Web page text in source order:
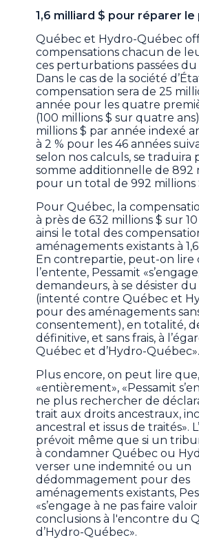
1,6 milliard $ pour réparer le
Québec et Hydro-Québec
compensations chacun de
ces perturbations passées
Dans le cas de la société
compensation sera de 25
année pour les quatre
(100 millions $ sur quatre
millions $ par année indexé
à 2 % pour les 46 années
selon nos calculs, se traduira
somme additionnelle de 892
pour un total de 992 millions
Pour Québec, la
à près de 632 millions $ sur
ainsi le total des
aménagements existants à
En contrepartie, peut-on lire
l’entente, Pessamit
demandeurs, à se désister
(intenté contre Québec et
pour des aménagements
consentement), en totalité,
définitive, et sans frais, à
Québec et d’Hydro-Québec».
Plus encore, on peut lire
«entièrement», «Pessamit
ne plus rechercher de
trait aux droits ancestraux,
ancestral et issus de traités».
prévoit même que si un
à condamner Québec ou
verser une indemnité ou un
dédommagement pour des
aménagements existants,
«s’engage à ne pas faire
conclusions à l'encontre du
d’Hydro-Québec».